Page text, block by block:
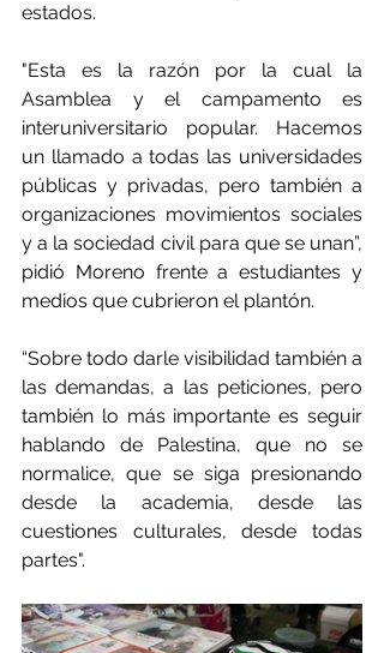
estados.
"Esta es la razón por la cual la
Asamblea y el campamento es
interuniversitario popular. Hacemos
un llamado a todas las universidades
públicas y privadas, pero también a
organizaciones movimientos sociales
y a la sociedad civil para que se unan”,
pidió Moreno frente a estudiantes y
medios que cubrieron el plantón.
“Sobre todo darle visibilidad también a
las demandas, a las peticiones, pero
también lo más importante es seguir
hablando de Palestina, que no se
normalice, que se siga presionando
desde la academia, desde las
cuestiones culturales, desde todas
partes".